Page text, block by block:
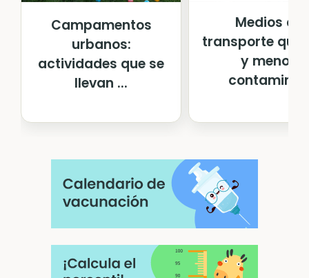
Campamentos
urbanos:
actividades que se
llevan ...
Medios de
transporte que
y menos
contaminan